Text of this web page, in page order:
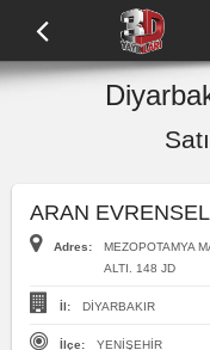
ARAN
Adres:
MEZOPOTAMYA
ALTI. 148 JD
İl: DİYARBAKIR
İlçe: YENİŞEHİR